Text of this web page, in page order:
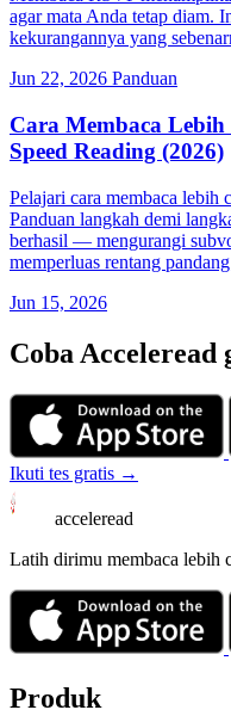
agar mata Anda tetap diam.
kekurangannya yang
Jun 22, 2026 Panduan
Cara Membaca
Speed Reading (2026)
Pelajari cara membaca lebih
Panduan langkah demi
berhasil — mengurangi
memperluas rentang
Jun 15, 2026
Coba Acceleread
Ikuti tes gratis →
acceleread
Latih dirimu membaca lebih
Produk